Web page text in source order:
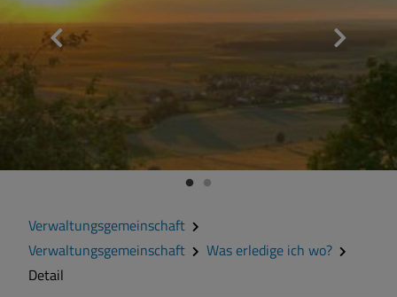
Verwaltungsgemeinschaft
Verwaltungsgemeinschaft
Was erledige ich wo?
Detail